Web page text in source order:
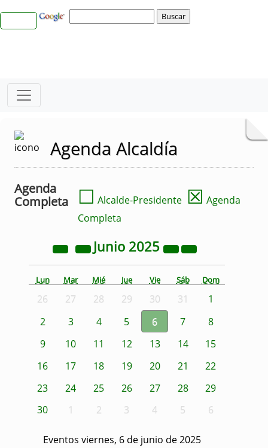
Agenda Alcaldía
Agenda
Completa
☐ Alcalde-Presidente ☒ Agenda
Completa
Junio 2025
Lun Mar Mié Jue Vie Sáb Dom
26 27 28 29 30 31
1
2
3 4 5 6 7
8
9
10 11 12 13 14
15
16
17 18 19 20 21
22
23
24 25 26 27 28
29
30
1 2 3 4 5 6
Eventos viernes, 6 de junio de 2025